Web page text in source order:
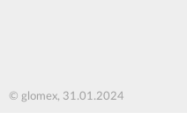
© glomex, 31.01.2024